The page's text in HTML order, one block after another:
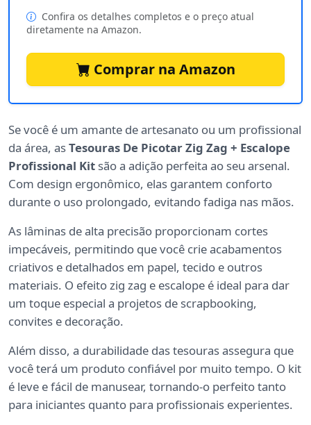
Confira os detalhes completos e o preço atual
diretamente na Amazon.
Comprar na Amazon
Se você é um amante de artesanato ou um profissional
da área, asTesouras De Picotar Zig Zag + Escalope
Profissional Kit são a adição perfeita ao seu arsenal.
Com design ergonômico, elas garantem conforto
durante o uso prolongado, evitando fadiga nas mãos.
As lâminas de alta precisão proporcionam cortes
impecáveis, permitindo que você crie acabamentos
criativos e detalhados em papel, tecido e outros
materiais. O efeito zig zag e escalope é ideal para dar
um toque especial a projetos de scrapbooking,
convites e decoração.
Além disso, a durabilidade das tesouras assegura que
você terá um produto confiável por muito tempo. O kit
é leve e fácil de manusear, tornando-o perfeito tanto
para iniciantes quanto para profissionais experientes.